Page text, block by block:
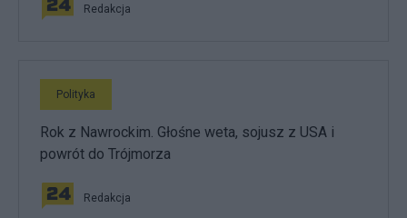
Redakcja
Polityka
Rok z Nawrockim. Głośne weta, sojusz z USA i
powrót do Trójmorza
Redakcja